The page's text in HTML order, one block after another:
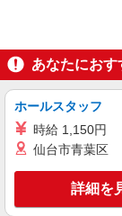
キー
株式会社メディカ
あなたにおす
ホールスタッフ
時給 1,150円
仙台市青葉区
詳細を